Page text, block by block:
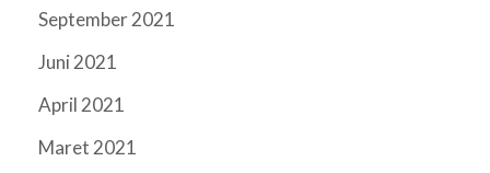
September 2021
Juni 2021
April 2021
Maret 2021